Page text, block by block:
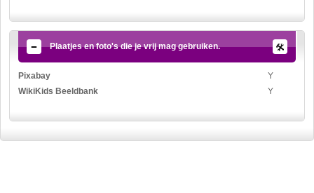
Plaatjes en foto's die je vrij mag gebruiken.
Pixabay
Y
WikiKids Beeldbank
Y